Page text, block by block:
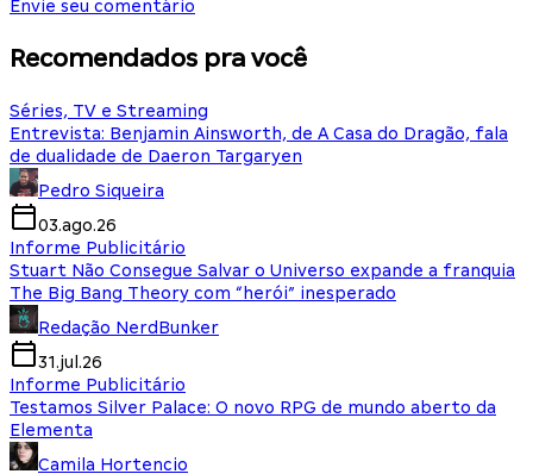
Envie seu comentário
Recomendados pra você
Séries, TV e Streaming
Entrevista: Benjamin Ainsworth, de A Casa do Dragão, fala
de dualidade de Daeron Targaryen
Pedro Siqueira
03.ago.26
Informe Publicitário
Stuart Não Consegue Salvar o Universo expande a franquia
The Big Bang Theory com “herói” inesperado
Redação NerdBunker
31.jul.26
Informe Publicitário
Testamos Silver Palace: O novo RPG de mundo aberto da
Elementa
Camila Hortencio